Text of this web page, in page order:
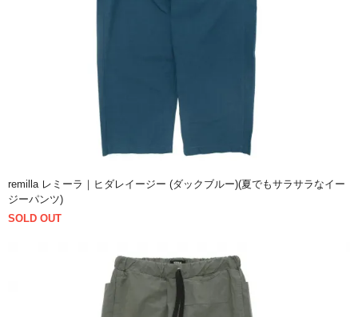
remilla レミーラ｜ヒダレイージー (ダックブルー)(夏でもサラサラなイー
ジーパンツ)
SOLD OUT